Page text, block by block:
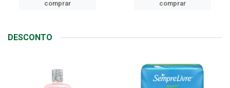
comprar
comprar
DESCONTO